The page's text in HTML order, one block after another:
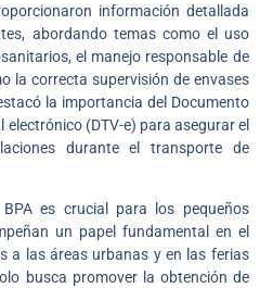
información detallada
abordando temas como el uso
el manejo responsable de
la correcta supervisión de envases
la importancia del Documento
(DTV-e) para asegurar el
durante el transporte de
es crucial para los pequeños
un papel fundamental en el
a las áreas urbanas y en las ferias
busca promover la obtención de